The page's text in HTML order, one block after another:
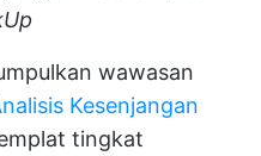
wawasan
Kesenjangan
tingkat